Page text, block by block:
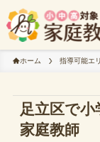
ホーム 指導可能エ
足立区で小
家庭教師